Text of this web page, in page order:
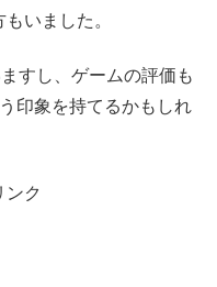
いました。
すし、ゲームの評価も
印象を持てるかもしれ
ンク